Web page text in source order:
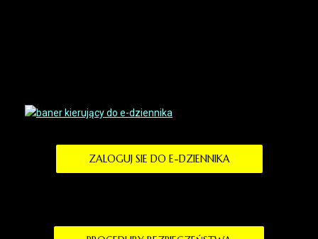
ZALOGUJ SIE DO E-DZIENNIKA